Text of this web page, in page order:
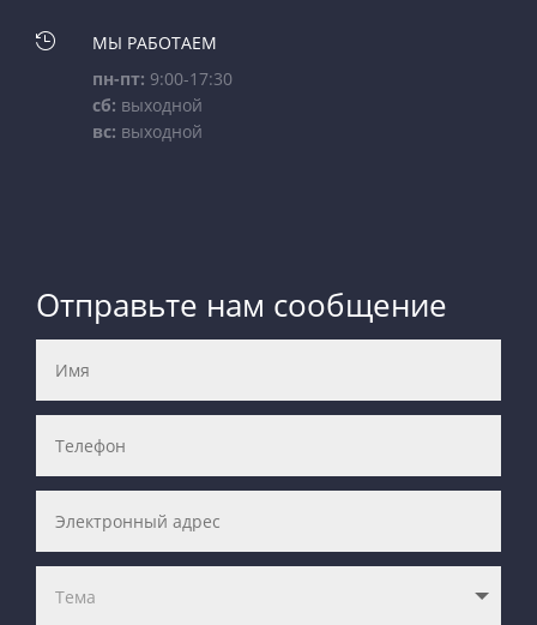

МЫ РАБОТАЕМ
пн-пт: 9:00-17:30
сб: выходной
вс: выходной
Отправьте нам сообщение